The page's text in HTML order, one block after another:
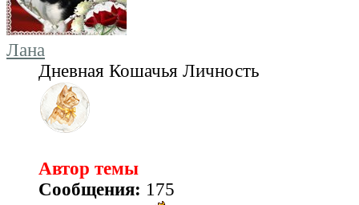
Лана
Дневная Кошачья Личность
Автор темы
Сообщения: 175